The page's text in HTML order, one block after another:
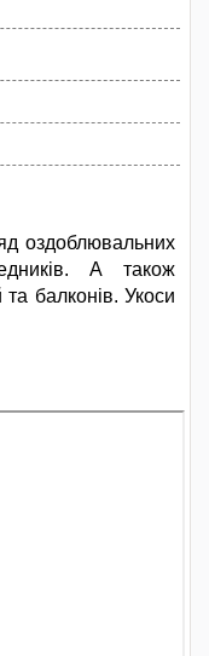
оздоблювальних
А також
балконів. Укоси